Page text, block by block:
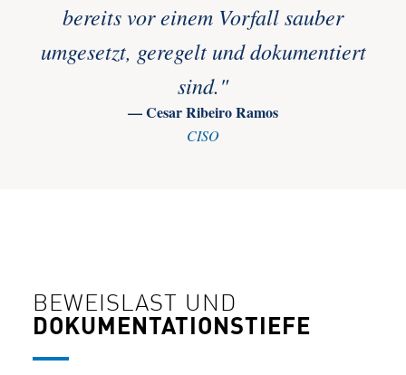
bereits vor einem Vorfall sauber
umgesetzt, geregelt und dokumentiert
sind."
— Cesar Ribeiro Ramos
CISO
BEWEISLAST UND
DOKUMENTATIONSTIEFE